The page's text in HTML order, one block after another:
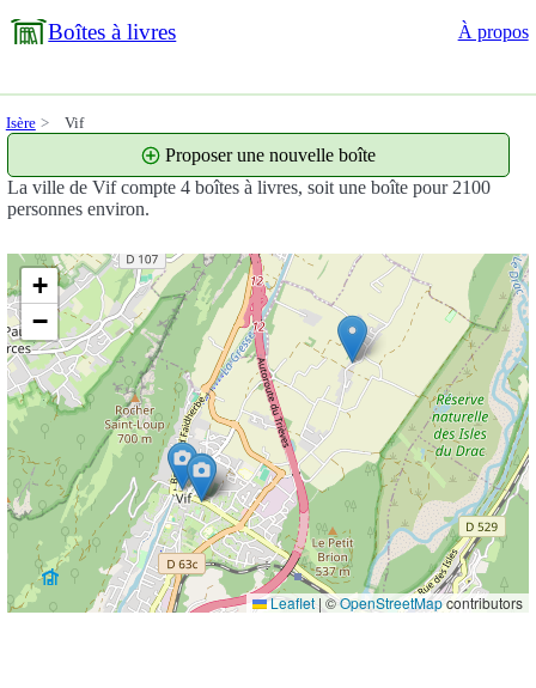
Boîtes à livres À propos
Isère Vif
La ville de Vif compte 4 boîtes à livres, soit une boîte pour 2100
personnes environ.
Proposer une nouvelle boîte
+
−
Leaflet| ©OpenStreetMapcontributors